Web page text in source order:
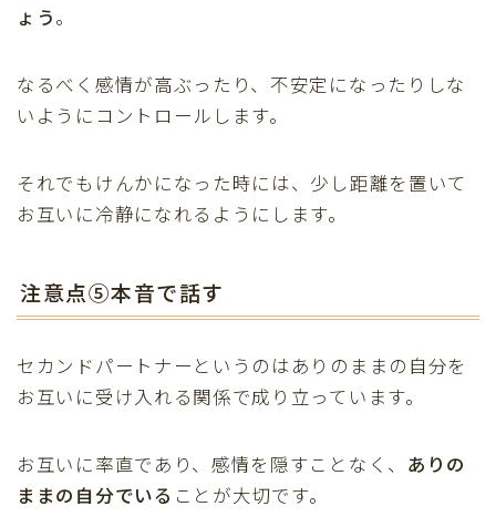
Follow Me
ょう。
なるべく感情が高ぶったり、不安定になったりしな
いようにコントロールします。
それでもけんかになった時には、少し距離を置いて
お互いに冷静になれるようにします。
注意点⑤本音で話す
セカンドパートナーというのはありのままの自分を
お互いに受け入れる関係で成り立っています。
お互いに率直であり、感情を隠すことなく、 ありの
ままの自分でいる ことが大切です。